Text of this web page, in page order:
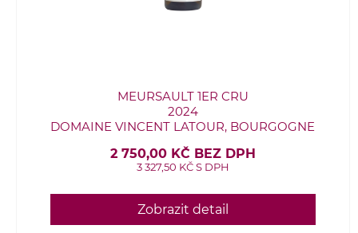
MEURSAULT 1ER CRU
2024
DOMAINE VINCENT LATOUR, BOURGOGNE
2 750,00 KČ BEZ DPH
3 327,50 KČ S DPH
Zobrazit detail